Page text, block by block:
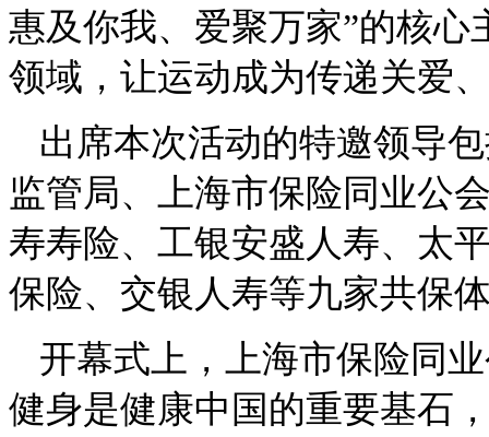
惠及你我、爱聚万家”的核
领域，让运动成为传递关爱
出席本次活动的特邀领导
监管局、上海市保险同业公
寿寿险、工银安盛人寿、太
保险、交银人寿等九家共保
开幕式上，上海市保险同
健身是健康中国的重要基石